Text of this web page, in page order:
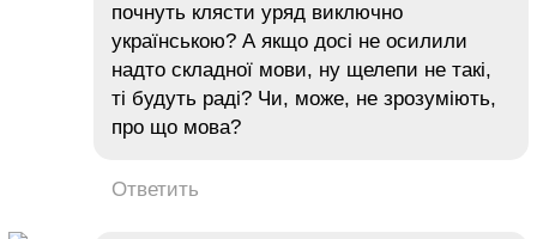
почнуть клясти уряд виключно
українською? А якщо досі не осилили
надто складної мови, ну щелепи не такі,
ті будуть раді? Чи, може, не зрозуміють,
про що мова?
Ответить